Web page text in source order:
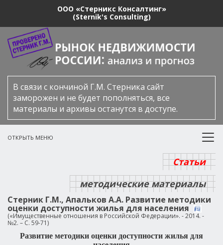
ООО «Стерникс Консалтинг»
(Sternik's Consulting)
В связи с кончиной Г.М. Стерника сайт
заморожен и не будет пополняться, все
материалы и архивы останутся в доступе.
ОТКРЫТЬ МЕНЮ
Статьи
методические материалы
Стерник Г.М., Апальков А.А. Развитие методики
оценки доступности жилья для населения
(«Имущественные отношения в Российской Федерации». - 2014. -
№2. – С. 59-71)
Развитие методики оценки доступности жилья для